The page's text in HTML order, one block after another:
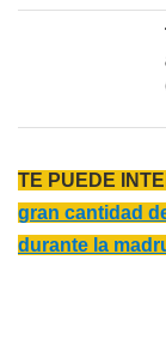
TE PUEDE
gran cantidad
durante la